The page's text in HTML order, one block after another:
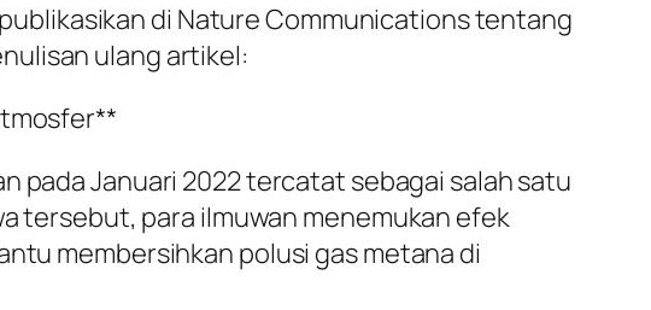
di Nature Communications tentang
ulang artikel:
pada Januari 2022 tercatat sebagai salah satu
tersebut, para ilmuwan menemukan efek
membersihkan polusi gas metana di